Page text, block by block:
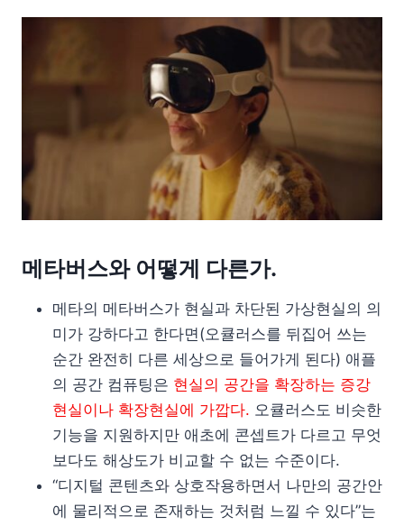
메타버스와 어떻게 다른가.
메타의 메타버스가 현실과 차단된 가상현실의 의
미가 강하다고 한다면(오큘러스를 뒤집어 쓰는
순간 완전히 다른 세상으로 들어가게 된다) 애플
의 공간 컴퓨팅은 현실의 공간을 확장하는 증강
현실이나 확장현실에 가깝다. 오큘러스도 비슷한
기능을 지원하지만 애초에 콘셉트가 다르고 무엇
보다도 해상도가 비교할 수 없는 수준이다.
“디지털 콘텐츠와 상호작용하면서 나만의 공간안
에 물리적으로 존재하는 것처럼 느낄 수 있다”는